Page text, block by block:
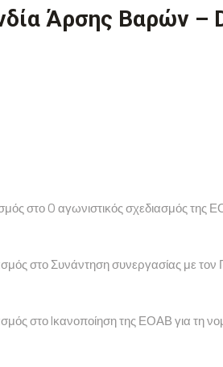
Άρσης Βαρών –
στο O αγωνιστικός σχεδιασμός της
στο Συνάντηση συνεργασίας με
στο Iκανοποίηση της ΕΟΑΒ για τη